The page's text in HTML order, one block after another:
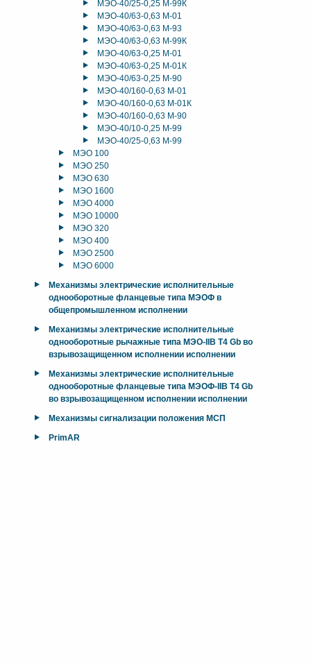
МЭО-40/25-0,25 М-99К
МЭО-40/63-0,63 М-01
МЭО-40/63-0,63 М-93
МЭО-40/63-0,63 М-99К
МЭО-40/63-0,25 М-01
МЭО-40/63-0,25 М-01К
МЭО-40/63-0,25 М-90
МЭО-40/160-0,63 М-01
МЭО-40/160-0,63 М-01К
МЭО-40/160-0,63 М-90
МЭО-40/10-0,25 М-99
МЭО-40/25-0,63 М-99
МЭО 100
МЭО 250
МЭО 630
МЭО 1600
МЭО 4000
МЭО 10000
МЭО 320
МЭО 400
МЭО 2500
МЭО 6000
Механизмы электрические исполнительные
однооборотные фланцевые типа МЭОФ в
общепромышленном исполнении
Механизмы электрические исполнительные
однооборотные рычажные типа МЭО-IIB T4 Gb во
взрывозащищенном исполнении исполнении
Механизмы электрические исполнительные
однооборотные фланцевые типа МЭОФ-IIB T4 Gb
во взрывозащищенном исполнении исполнении
Механизмы сигнализации положения МСП
PrimAR